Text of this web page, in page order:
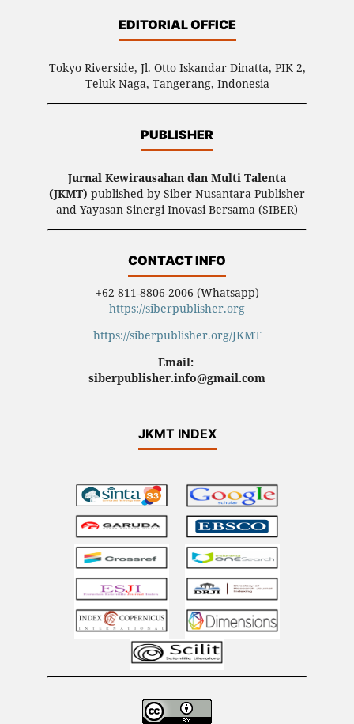
EDITORIAL OFFICE
Tokyo Riverside, Jl. Otto Iskandar Dinatta, PIK 2,
Teluk Naga, Tangerang, Indonesia
PUBLISHER
Jurnal Kewirausahan dan Multi Talenta
(JKMT) published by Siber Nusantara Publisher
and Yayasan Sinergi Inovasi Bersama (SIBER)
CONTACT INFO
+62 811-8806-2006 (Whatsapp)
https://siberpublisher.org
https://siberpublisher.org/JKMT
Email:
siberpublisher.info@gmail.com
JKMT INDEX